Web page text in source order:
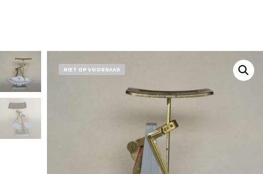
NIET OP VOORRAAD